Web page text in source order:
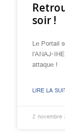
soir !
Le Portail
l’ANAJ-
attaque !
LIRE LA
2 novembre